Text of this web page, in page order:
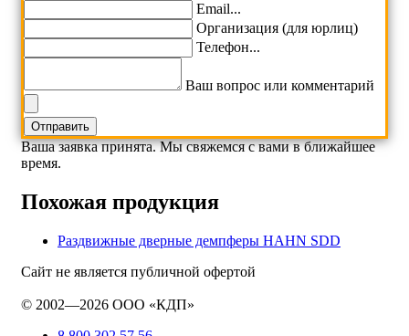
Email...
Организация (для юрлиц)
Телефон...
Ваш вопрос или комментарий
Ваша заявка принята. Мы свяжемся с вами в ближайшее
время.
Похожая продукция
Раздвижные дверные демпферы HAHN SDD
Сайт не является публичной офертой
© 2002—2026 ООО «КДП»